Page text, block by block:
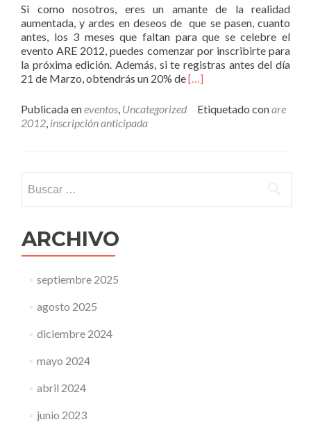
Si como nosotros, eres un amante de la realidad
aumentada, y ardes en deseos de que se pasen, cuanto
antes, los 3 meses que faltan para que se celebre el
evento ARE 2012, puedes comenzar por inscribirte para
la próxima edición. Además, si te registras antes del día
21 de Marzo, obtendrás un 20% deLeer
inscripciones
anticipadas
2012
[…]
Publicada eneventos, Uncategorized Etiquetado conare
2012, inscripción anticipada
ARCHIVO
septiembre 2025
agosto 2025
diciembre 2024
mayo 2024
abril 2024
junio 2023